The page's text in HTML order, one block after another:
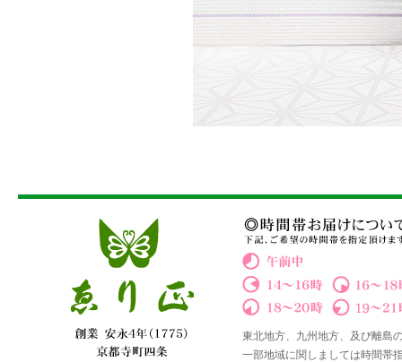
東北地方、九州地方、及び離島
一部地域に関しましては時間帯